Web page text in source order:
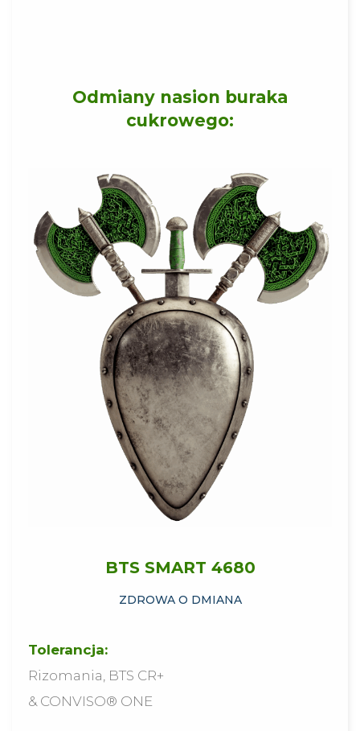
Odmiany nasion buraka
cukrowego:
BTS SMART 4680
ZDROWA O DMIANA
Tolerancja:
Rizomania, BTS CR+
& CONVISO® ONE